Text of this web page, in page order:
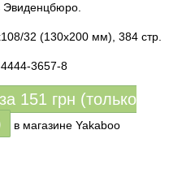
Эвиденцбюро.
32 (130х200 мм), 384 стр.
3657-8
151 грн (только
в магазине Yakaboo